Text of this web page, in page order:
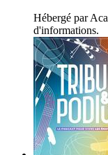
Hébergé par
d'informations.